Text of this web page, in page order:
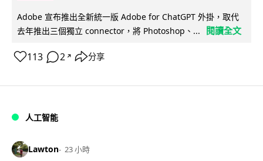
Adobe 宣布推出全新統一版 Adobe for ChatGPT 外掛，取代
去年推出三個獨立 connector，將 Photoshop、...
閱讀全文
113 2 ↗ 分享
人工智能
Lawton 23 小時